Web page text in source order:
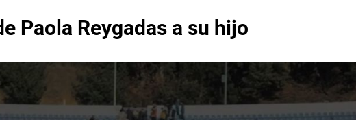
Paola Reygadas a su hijo